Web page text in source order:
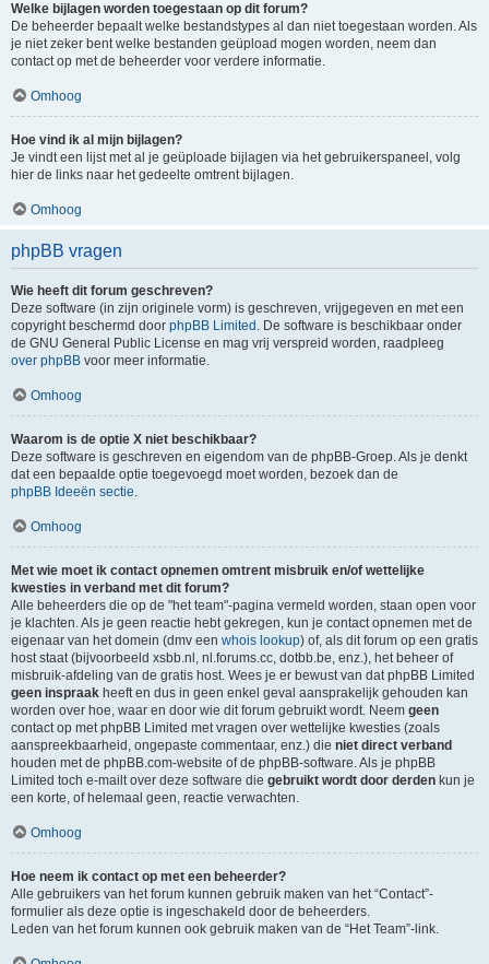
Welke bijlagen worden toegestaan op dit forum?
De beheerder bepaalt welke bestandstypes al dan niet toegestaan worden. Als
je niet zeker bent welke bestanden geüpload mogen worden, neem dan
contact op met de beheerder voor verdere informatie.
Omhoog
Hoe vind ik al mijn bijlagen?
Je vindt een lijst met al je geüploade bijlagen via het gebruikerspaneel, volg
hier de links naar het gedeelte omtrent bijlagen.
Omhoog
phpBB vragen
Wie heeft dit forum geschreven?
Deze software (in zijn originele vorm) is geschreven, vrijgegeven en met een
copyright beschermd door phpBB Limited . De software is beschikbaar onder
de GNU General Public License en mag vrij verspreid worden, raadpleeg
over phpBB voor meer informatie.
Omhoog
Waarom is de optie X niet beschikbaar?
Deze software is geschreven en eigendom van de phpBB-Groep. Als je denkt
dat een bepaalde optie toegevoegd moet worden, bezoek dan de
phpBB Ideeën sectie.
Omhoog
Met wie moet ik contact opnemen omtrent misbruik en/of wettelijke
kwesties in verband met dit forum?
Alle beheerders die op de "het team"-pagina vermeld worden, staan open voor
je klachten. Als je geen reactie hebt gekregen, kun je contact opnemen met de
eigenaar van het domein (dmv een whois lookup) of, als dit forum op een gratis
host staat (bijvoorbeeld xsbb.nl, nl.forums.cc, dotbb.be, enz.), het beheer of
misbruik-afdeling van de gratis host. Wees je er bewust van dat phpBB Limited
geen inspraak heeft en dus in geen enkel geval aansprakelijk gehouden kan
worden over hoe, waar en door wie dit forum gebruikt wordt. Neem geen
contact op met phpBB Limited met vragen over wettelijke kwesties (zoals
aanspreekbaarheid, ongepaste commentaar, enz.) die niet direct verband
houden met de phpBB.com-website of de phpBB-software. Als je phpBB
Limited toch e-mailt over deze software die gebruikt wordt door derden kun je
een korte, of helemaal geen, reactie verwachten.
Omhoog
Hoe neem ik contact op met een beheerder?
Alle gebruikers van het forum kunnen gebruik maken van het “Contact”-
formulier als deze optie is ingeschakeld door de beheerders.
Leden van het forum kunnen ook gebruik maken van de “Het Team”-link.